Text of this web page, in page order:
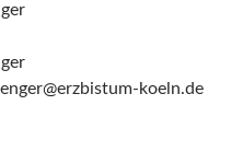
koeln.de